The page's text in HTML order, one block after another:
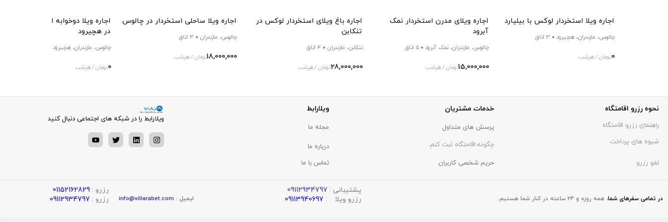
اجاره ویلا استخردار لوکس با بیلیارد
چالوس، مازندران، هچیرود 3 اتاق
0تومان / هرشب
اجاره ویلای مدرن استخردار نمک
آبرود
چالوس، مازندران، نمک آبرود 5 اتاق
15,000,000تومان / هرشب
اجاره باغ ویلای استخردار لوکس در
تنکابن
تنکابن، مازندران 4 اتاق
28,000,000تومان / هرشب
اجاره ویلا ساحلی استخردار در چالوس
چالوس، مازندران 3 اتاق
18,000,000تومان / هرشب
اجاره ویلا دوخوابه استخردار و
در هچیرود
چالوس، مازندران، هچیرود
0تومان / هرشب
نحوه رزرو اقامتگاه
راهنمای رزرو اقامتگاه
شیوه های پرداخت
لغو رزرو
خدمات مشتریان
پرسش های متداول
چگونه اقامتگاه ثبت کنم.
حریم شخصی کاربران
ویلارابط
مجله ما
درباره ما
تماس با ما
ویلارابط را در شبکه های اجتماعی دنبال کنید
در تمامی سفر‌های شما، همه روزه و 24 ساعته در کنار شما هستیم.
پشتیبانی : 09112934797
رزرو ویلا : 09113940697 ایمیل : info@villarabet.com
رزرو : 01152162829
رزرو : 09112934797